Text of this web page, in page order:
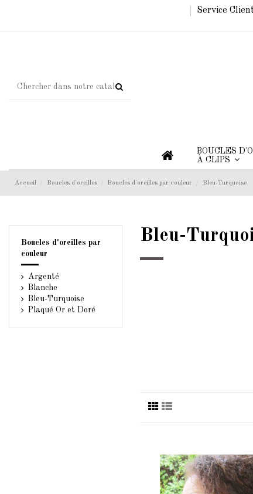
Service
BOUCLES
À CLIPS
Accueil Boucles d'oreilles Boucles d'oreilles par couleur Bleu-Turquoise
Bleu-
Boucles d'oreilles par
couleur
Argenté
Blanche
Bleu-Turquoise
Plaqué Or et Doré